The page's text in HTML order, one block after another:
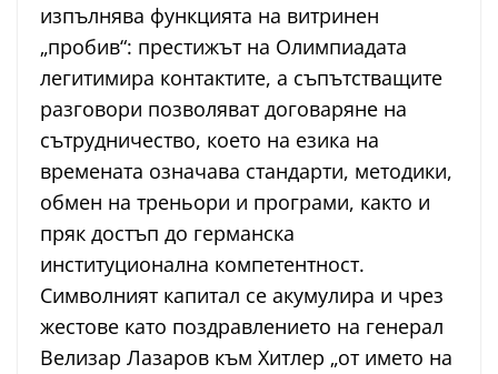
изпълнява функцията на витринен
„пробив“: престижът на Олимпиадата
легитимира контактите, а съпътстващите
разговори позволяват договаряне на
сътрудничество, което на езика на
времената означава стандарти, методики,
обмен на треньори и програми, както и
пряк достъп до германска
институционална компетентност.
Символният капитал се акумулира и чрез
жестове като поздравлението на генерал
Велизар Лазаров към Хитлер „от името на